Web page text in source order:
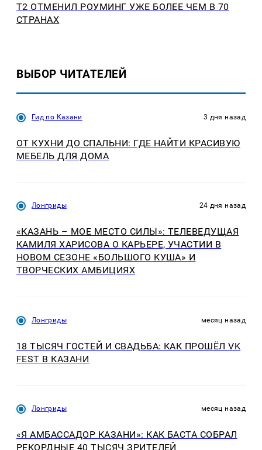
Т2 ОТМЕНИЛ РОУМИНГ УЖЕ БОЛЕЕ ЧЕМ В 70
СТРАНАХ
ВЫБОР ЧИТАТЕЛЕЙ
Гид по Казани 3 дня назад
ОТ КУХНИ ДО СПАЛЬНИ: ГДЕ НАЙТИ КРАСИВУЮ
МЕБЕЛЬ ДЛЯ ДОМА
Лонгриды 24 дня назад
«КАЗАНЬ – МОЕ МЕСТО СИЛЫ»: ТЕЛЕВЕДУЩАЯ
КАМИЛЯ ХАРИСОВА О КАРЬЕРЕ, УЧАСТИИ В
НОВОМ СЕЗОНЕ «БОЛЬШОГО КУША» И
ТВОРЧЕСКИХ АМБИЦИЯХ
Лонгриды месяц назад
18 ТЫСЯЧ ГОСТЕЙ И СВАДЬБА: КАК ПРОШЁЛ VK
FEST В КАЗАНИ
Лонгриды месяц назад
«Я АМБАССАДОР КАЗАНИ»: КАК БАСТА СОБРАЛ
РЕКОРДНЫЕ 40 ТЫСЯЧ ЗРИТЕЛЕЙ